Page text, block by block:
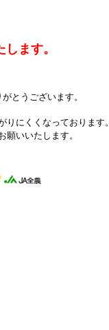
ます。
とうございます。
にくくなっております。
願いいたします。